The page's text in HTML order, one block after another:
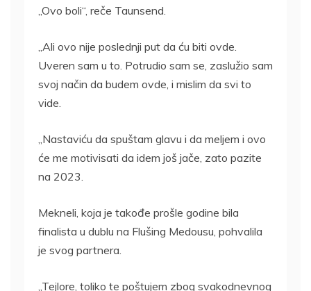
„Ovo boli“, reče Taunsend.
„Ali ovo nije poslednji put da ću biti ovde.
Uveren sam u to. Potrudio sam se, zaslužio sam
svoj način da budem ovde, i mislim da svi to
vide.
„Nastaviću da spuštam glavu i da meljem i ovo
će me motivisati da idem još jače, zato pazite
na 2023.
Mekneli, koja je takođe prošle godine bila
finalista u dublu na Flušing Medousu, pohvalila
je svog partnera.
„Tejlore, toliko te poštujem zbog svakodnevnog